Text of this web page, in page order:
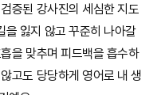
증된 강사진의 세심한 지도
을 잃지 않고 꾸준히 나아갈
을 맞추며 피드백을 흡수하
고도 당당하게 영어로 내 생